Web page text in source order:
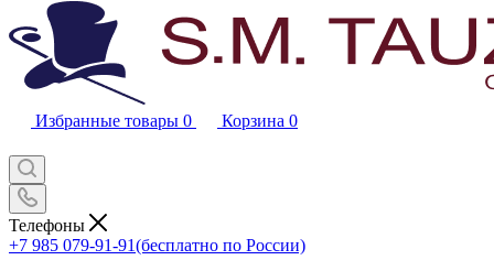
Избранные товары 0 Корзина 0
Телефоны
+7 985 079-91-91(бесплатно по России)